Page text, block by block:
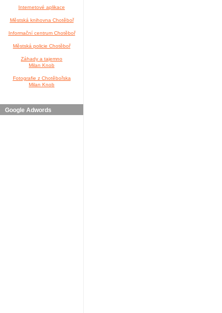
Internetové aplikace
Městská knihovna Chotěboř
Informační centrum Chotěboř
Městská policie Chotěboř
Záhady a tajemno
Milan Knob
Fotografie z Chotěbořska
Milan Knob
Google Adwords